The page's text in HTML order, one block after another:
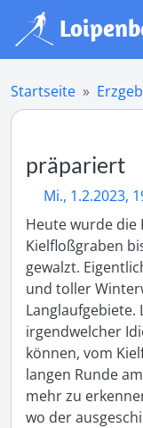
Startseite
präpariert
Mi., 1.2.2023,
Heute wurde die
Kielfloßgraben
gewalzt.
und toller
Langlaufgebiete.
irgendwelcher
können, vom
langen Runde
mehr zu
wo der